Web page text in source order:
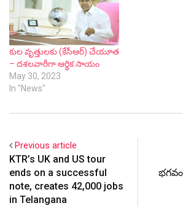
కుల వృత్తులకు (కేసీఆర్) చేయూత
– దశలవారీగా ఆర్థిక సాయం
May 30, 2023
In "News"
Previous article
KTR’s UK and US tour
ends on a successful
note, creates 42,000 jobs
in Telangana